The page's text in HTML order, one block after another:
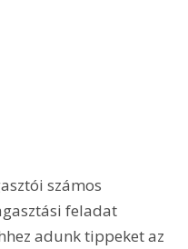
számos
feladat
adunk tippeket az